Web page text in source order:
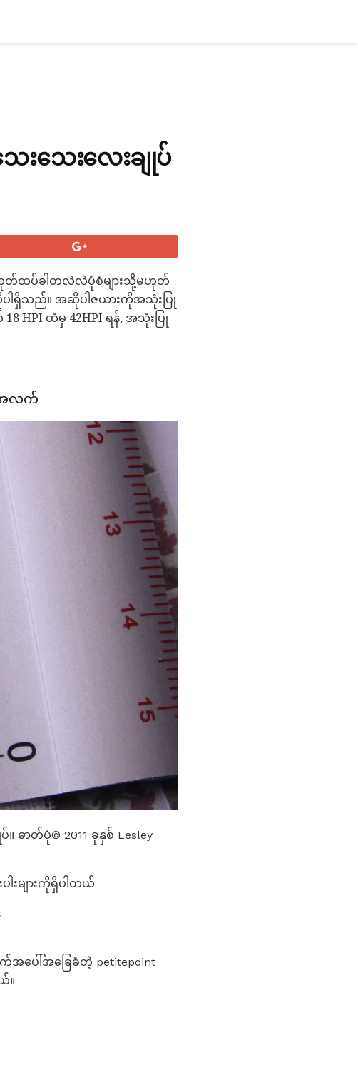
သေးလေးချုပ်
တ်ထပ်ခါတလဲလဲပုံစံများသို့မဟုတ်
ပါရှိသည်။ အဆိုပါဇယားကိုအသုံးပြု
HPI ထံမှ 42HPI ရန်, အသုံးပြု
အလက်
ဓာတ်ပုံ© 2011 ခုနှစ် Lesley
းများကိုရှိပါတယ်
ေါ်အခြေခံတဲ့ petitepoint
။